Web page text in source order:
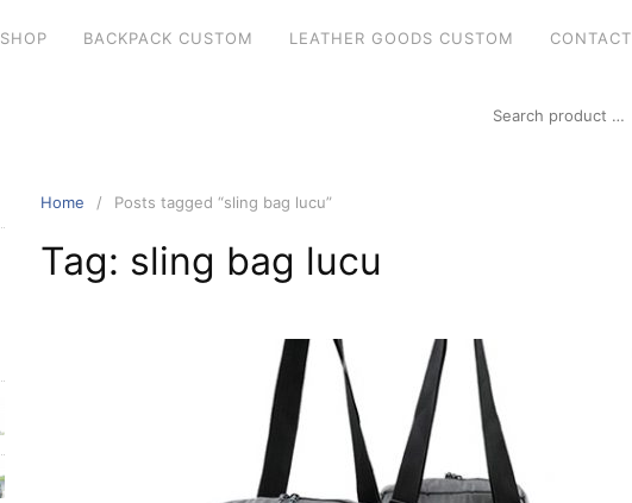
SHOP BACKPACK CUSTOM LEATHER GOODS CUSTOM CONTACT
SEARCH
Home Posts tagged “sling bag lucu”
Tag: sling bag lucu